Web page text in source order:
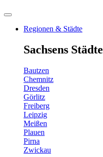
Regionen & Städte
Sachsens Städte
Bautzen
Chemnitz
Dresden
Görlitz
Freiberg
Leipzig
Meißen
Plauen
Pirna
Zwickau